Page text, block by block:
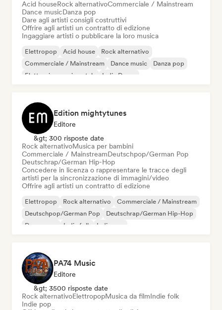
Acid houseRock alternativoCommerciale / Mainstream
Dance musicDanza pop
Dare agli artisti consigli costruttivi
Offrire agli artisti un contratto di edizione
Ingaggiare artisti o pubblicare la loro musica
Elettropop Acid house
Rock alternativo
Commerciale / Mainstream
Dance music
Danza pop
Elettronica sperimentale
Indie Dance
Edition mightytunes
Editore
&gt; 300 risposte date
Rock alternativoMusica per bambini
Commerciale / MainstreamDeutschpop/German Pop
Deutschrap/German Hip-Hop
Concedere in licenza o rappresentare le tracce degli
artisti per la sincronizzazione di immagini/video
Offrire agli artisti un contratto di edizione
Elettropop Rock alternativo
Commerciale / Mainstream
Deutschpop/German Pop
Deutschrap/German Hip-Hop
Dream pop
Indie folk Indie pop
PA74 Music
Editore
&gt; 3500 risposte date
Rock alternativoElettropopMusica da filmIndie folk
Indie pop